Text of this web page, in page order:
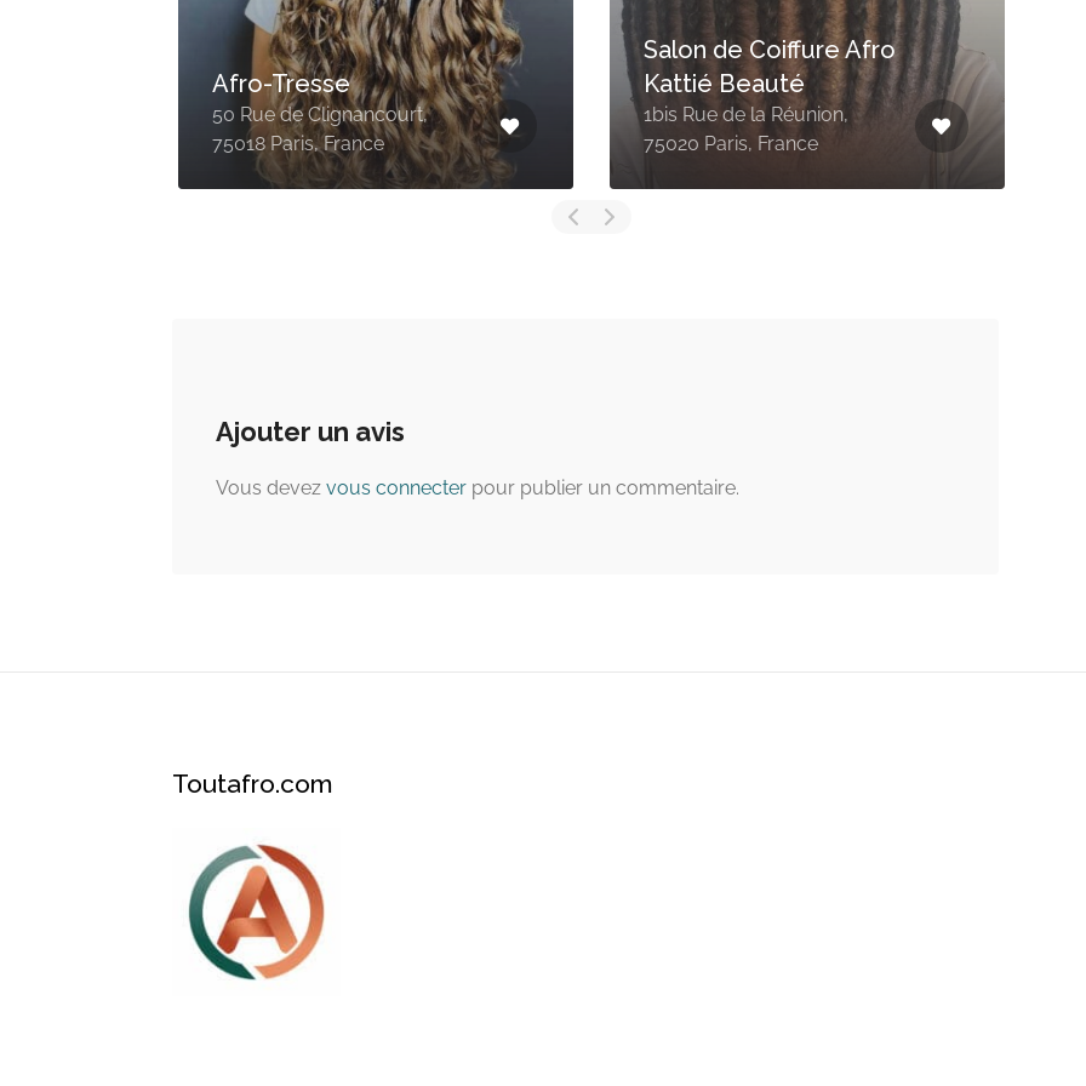
Coiffure Laurent –
Coiffure Africaine
42 Rue du Faubourg Saint-
Martin, 75010 Paris, France
Mondial Afro
49 Rue du Château d'Eau,
75010 Paris, France
Ajouter un avis
Vous devez vous connecter pour publier un commentaire.
Toutafro.com